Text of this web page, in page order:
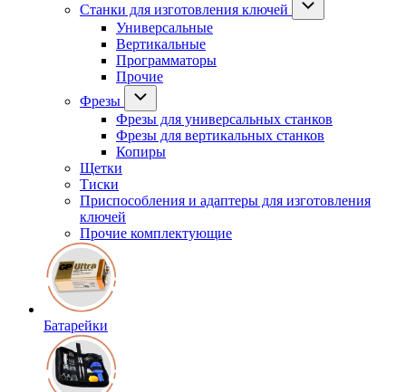
Станки для изготовления ключей
Универсальные
Вертикальные
Программаторы
Прочие
Фрезы
Фрезы для универсальных станков
Фрезы для вертикальных станков
Копиры
Щетки
Тиски
Приспособления и адаптеры для изготовления
ключей
Прочие комплектующие
Батарейки